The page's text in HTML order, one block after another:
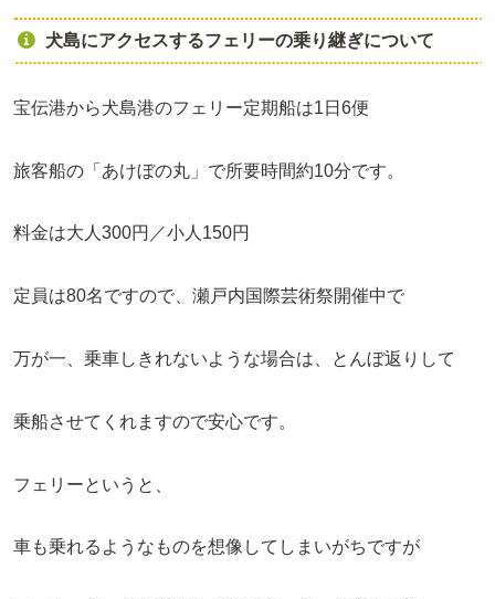
犬島にアクセスするフェリーの乗り継ぎについて
宝伝港から犬島港のフェリー定期船は1日6便
旅客船の「あけぼの丸」で所要時間約10分です。
料金は大人300円／小人150円
定員は80名ですので、瀬戸内国際芸術祭開催中で
万が一、乗車しきれないような場合は、とんぼ返りして
乗船させてくれますので安心です。
フェリーというと、
車も乗れるようなものを想像してしまいがちですが